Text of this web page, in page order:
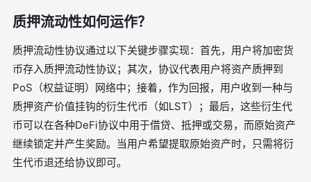
质押流动性如何运作？
质押流动性协议通过以下关键步骤实现：首先，用户将加密货
币存入质押流动性协议；其次，协议代表用户将资产质押到
PoS（权益证明）网络中；接着，作为回报，用户收到一种与
质押资产价值挂钩的衍生代币（如LST）；最后，这些衍生代
币可以在各种DeFi协议中用于借贷、抵押或交易，而原始资产
继续锁定并产生奖励。当用户希望提取原始资产时，只需将衍
生代币退还给协议即可。